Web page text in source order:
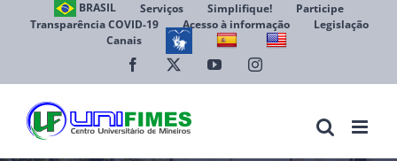
BRASIL Serviços Simplifique!
Participe
Transparência COVID-19
Acesso à informação
Legislação
Canais
Facebook YouTubeInstagram